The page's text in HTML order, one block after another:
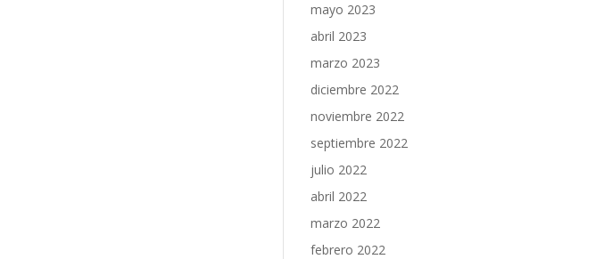
mayo 2023
abril 2023
marzo 2023
diciembre 2022
noviembre 2022
septiembre 2022
julio 2022
abril 2022
marzo 2022
febrero 2022